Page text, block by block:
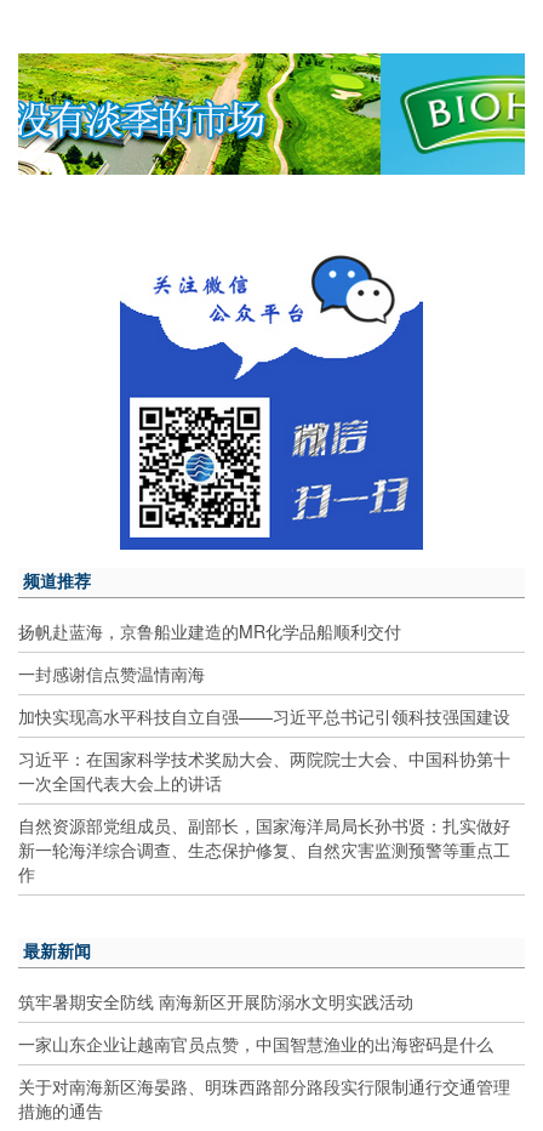
频道推荐
扬帆赴蓝海，京鲁船业建造的MR化学品船顺利交付
一封感谢信点赞温情南海
加快实现高水平科技自立自强——习近平总书记引领科技强国建设
习近平：在国家科学技术奖励大会、两院院士大会、中国科协第十
一次全国代表大会上的讲话
自然资源部党组成员、副部长，国家海洋局局长孙书贤：扎实做好
新一轮海洋综合调查、生态保护修复、自然灾害监测预警等重点工
作
最新新闻
筑牢暑期安全防线 南海新区开展防溺水文明实践活动
一家山东企业让越南官员点赞，中国智慧渔业的出海密码是什么
关于对南海新区海晏路、明珠西路部分路段实行限制通行交通管理
措施的通告